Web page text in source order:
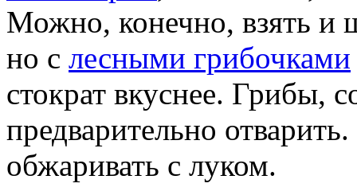
Можно, конечно, взять и
но с лесными грибочками
стократ вкуснее. Грибы,
предварительно
обжаривать с луком.